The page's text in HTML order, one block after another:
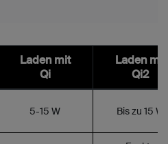
Laden mit
Qi
Laden mit
Qi2
5-15 W Bis zu 15 W